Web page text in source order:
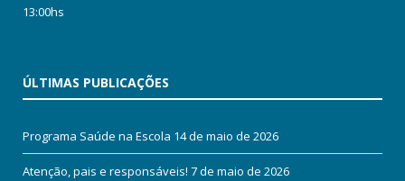
13:00hs
ÚLTIMAS PUBLICAÇÕES
Programa Saúde na Escola 14 de maio de 2026
Atenção, pais e responsáveis! 7 de maio de 2026